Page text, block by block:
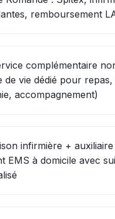
remboursement
complémentaire
de vie dédié pour
accompagnement)
infirmière + auxiliaire
EMS à domicile avec